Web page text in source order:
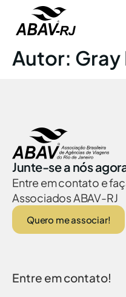
Autor: Gray
Junte-se a nós
Entre em contato e
Associados ABAV-RJ
Quero me associar!
Entre em contato!